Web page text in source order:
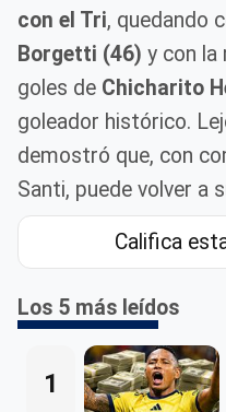
con el Tri, quedando
Borgetti (46) y con la
goles de Chicharito
goleador histórico.
demostró que, con
Santi, puede volver a
Califica
Los 5 más leídos
1